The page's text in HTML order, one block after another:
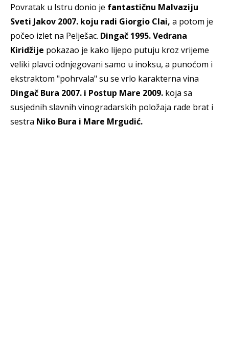
Povratak u Istru donio je fantastičnu Malvaziju
Sveti Jakov 2007. koju radi Giorgio Clai, a potom je
počeo izlet na Pelješac. Dingač 1995. Vedrana
Kiridžije pokazao je kako lijepo putuju kroz vrijeme
veliki plavci odnjegovani samo u inoksu, a punoćom i
ekstraktom "pohrvala" su se vrlo karakterna vina
Dingač Bura 2007. i Postup Mare 2009. koja sa
susjednih slavnih vinogradarskih položaja rade brat i
sestra Niko Bura i Mare Mrgudić.